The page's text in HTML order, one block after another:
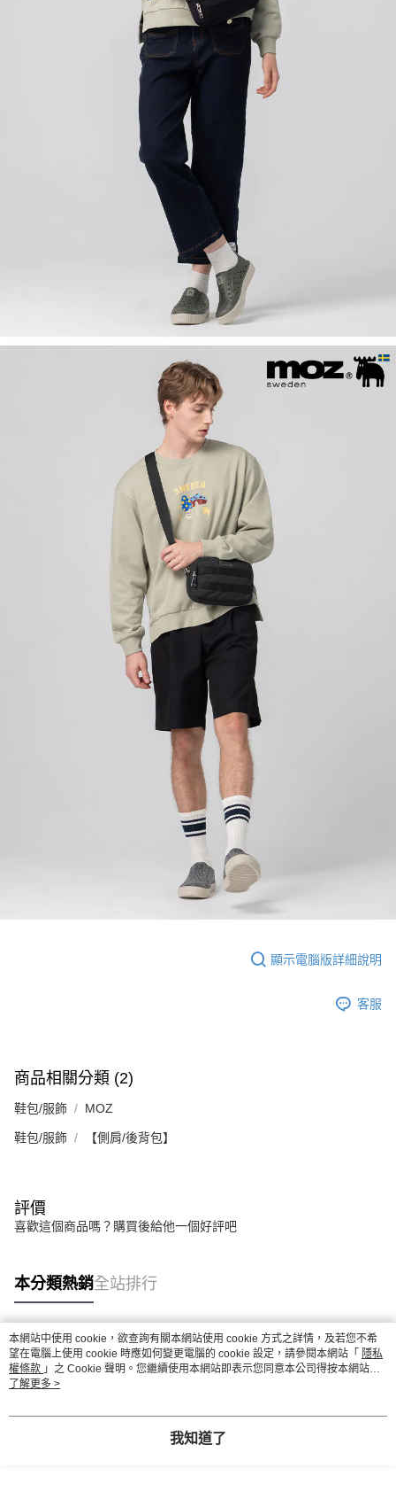
顯示電腦版詳細說明
客服
商品相關分類 (2)
鞋包/服飾 MOZ
鞋包/服飾 【側肩/後背包】
評價
喜歡這個商品嗎？購買後給他一個好評吧
本分類熱銷全站排行
熱門標籤
本網站中使用 cookie，欲查詢有關本網站使用 cookie 方式之詳情，及若您不希
望在電腦上使用 cookie 時應如何變更電腦的 cookie 設定，請參閱本網站「 隱私
權條款 」之 Cookie 聲明。您繼續使用本網站即表示您同意本公司得按本網站使
用條款之 Cookie 聲明使用 cookie。
了解更多 >
我知道了